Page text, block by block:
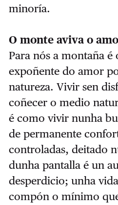
minoría.
O monte aviva o
Para nós a montaña é
expoñente do amor
natureza. Vivir sen
coñecer o medio
é como vivir nunha
de permanente
controladas, deitado
dunha pantalla é un
desperdicio; unha
compón o mínimo